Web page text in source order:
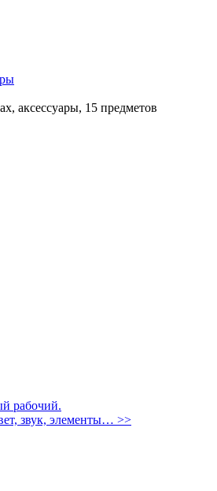
аксессуары, 15 предметов
рабочий.
звук, элементы… >>